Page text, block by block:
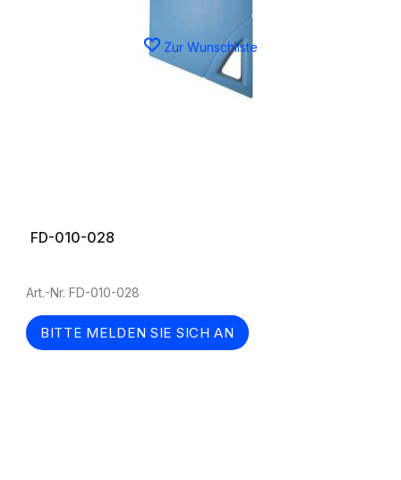
Zur Wunschliste
FD-010-028
Art.-Nr. FD-010-028
BITTE MELDEN SIE SICH AN